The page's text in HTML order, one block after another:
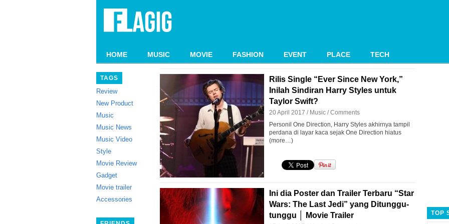
HOME MUSIC MOVIE FASHION EVENT PLACE TECH
TAGS
Review
New Product
Music
Music News
Music Video
Style
Movie Review
Gadget
Movie trailer
Accessories
Rilis Single “Ever Since New York,”
Inilah Sindiran Harry Styles untuk
Taylor Swift?
20 April 2017 / Music /Comments
Personil One Direction, Harry Styles akhirnya tampil
perdana di layar kaca sejak One Direction hiatus
(more…)
Ini dia Poster dan Trailer Terbaru “Star
Wars: The Last Jedi” yang Ditunggu-
tunggu │ Movie Trailer
TOP